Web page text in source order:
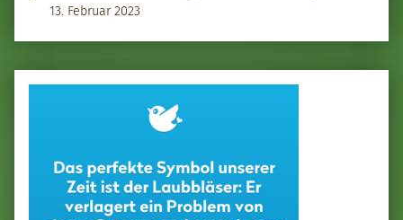
13. Februar 2023